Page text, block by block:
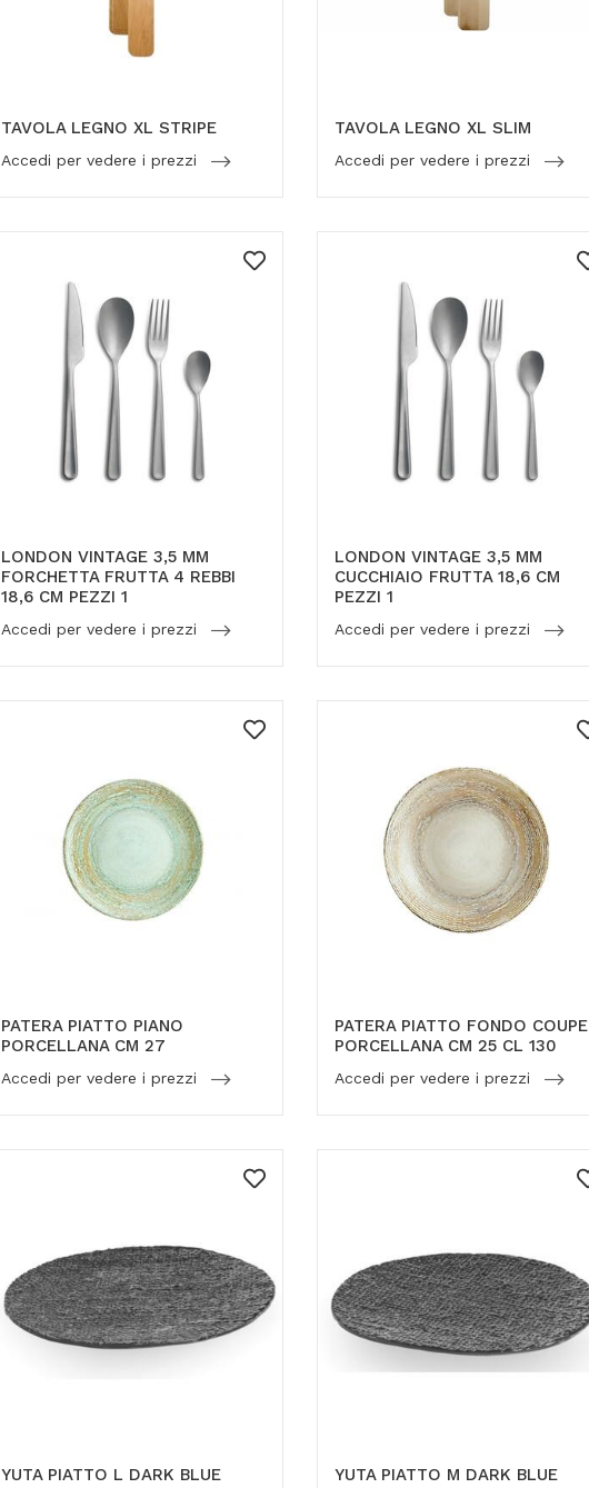
TAVOLA LEGNO XL STRIPE
Accedi per vedere i prezzi
TAVOLA LEGNO XL SLIM
Accedi per vedere i prezzi
LONDON VINTAGE 3,5 MM
FORCHETTA FRUTTA 4 REBBI
18,6 CM PEZZI 1
Accedi per vedere i prezzi
LONDON VINTAGE 3,5 MM
CUCCHIAIO FRUTTA 18,6 CM
PEZZI 1
Accedi per vedere i prezzi
PATERA PIATTO PIANO
PORCELLANA CM 27
Accedi per vedere i prezzi
PATERA PIATTO FONDO COUPE
PORCELLANA CM 25 CL 130
Accedi per vedere i prezzi
YUTA PIATTO L DARK BLUE
YUTA PIATTO M DARK BLUE